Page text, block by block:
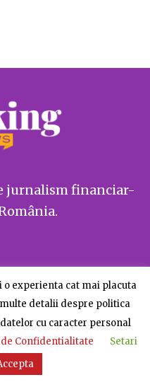
jurnalism financiar-
rezervate
Contact Publicitate
o experienta cat mai placuta
detalii despre politica
cu caracter personal
de Confidentialitate
Setari